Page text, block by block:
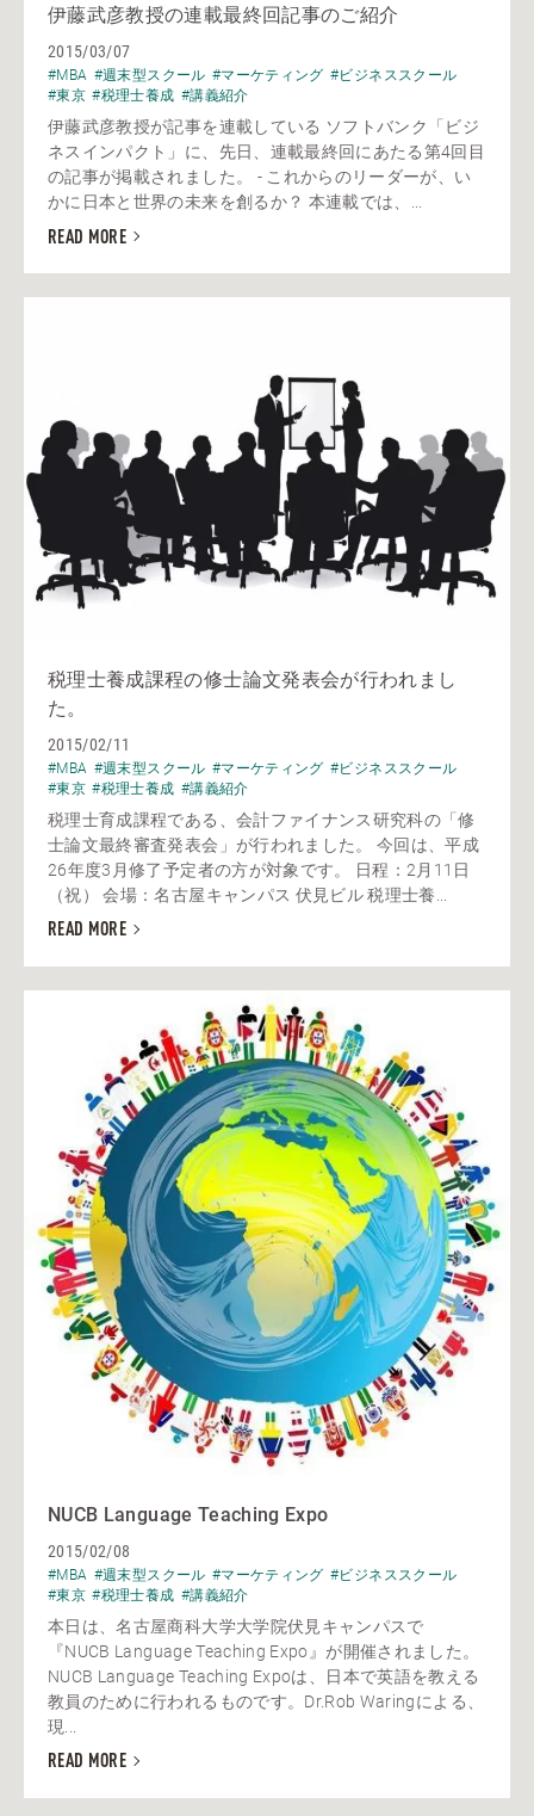
伊藤武彦教授の連載最終回記事のご紹介
2015/03/07
#MBA #週末型スクール #マーケティング #ビジネススクール
#東京 #税理士養成 #講義紹介
伊藤武彦教授が記事を連載している ソフトバンク「ビジ
ネスインパクト」に、先日、連載最終回にあたる第4回目
の記事が掲載されました。 - これからのリーダーが、い
かに日本と世界の未来を創るか？ 本連載では、...
READ MORE
税理士養成課程の修士論文発表会が行われまし
た。
2015/02/11
#MBA #週末型スクール #マーケティング #ビジネススクール
#東京 #税理士養成 #講義紹介
税理士育成課程である、会計ファイナンス研究科の「修
士論文最終審査発表会」が行われました。 今回は、平成
26年度3月修了予定者の方が対象です。 日程：2月11日
（祝） 会場：名古屋キャンパス 伏見ビル 税理士養...
READ MORE
NUCB Language Teaching Expo
2015/02/08
#MBA #週末型スクール #マーケティング #ビジネススクール
#東京 #税理士養成 #講義紹介
本日は、名古屋商科大学大学院伏見キャンパスで
『NUCB Language Teaching Expo』が開催されました。
NUCB Language Teaching Expoは、日本で英語を教える
教員のために行われるものです。Dr.Rob Waringによる、
現...
READ MORE